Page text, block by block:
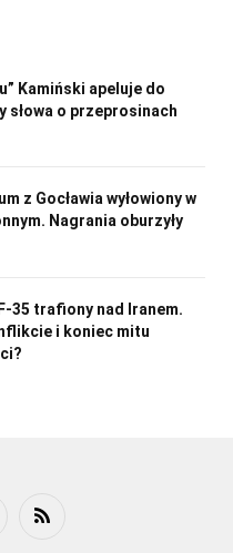
Kamiński apeluje do
słowa o przeprosinach
z Gocławia wyłowiony w
Nagrania oburzyły
35 trafiony nad Iranem.
i koniec mitu
RSS